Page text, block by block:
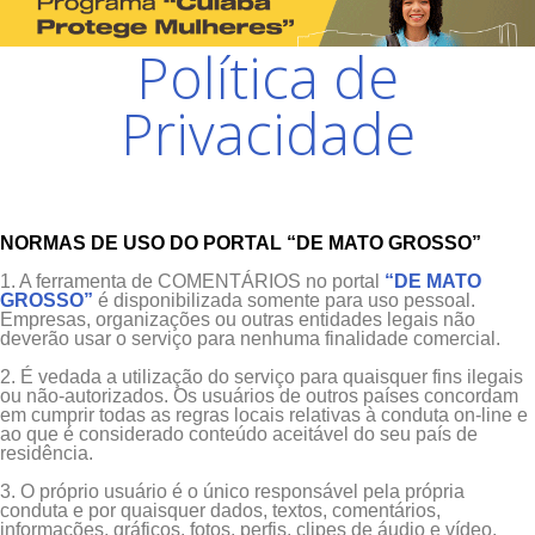
Política de
Privacidade
NORMAS DE USO DO PORTAL “DE MATO GROSSO”
1. A ferramenta de COMENTÁRIOS no portal “DE MATO
GROSSO” é disponibilizada somente para uso pessoal.
Empresas, organizações ou outras entidades legais não
deverão usar o serviço para nenhuma finalidade comercial.
2. É vedada a utilização do serviço para quaisquer fins ilegais
ou não-autorizados. Os usuários de outros países concordam
em cumprir todas as regras locais relativas à conduta on-line e
ao que é considerado conteúdo aceitável do seu país de
residência.
3. O próprio usuário é o único responsável pela própria
conduta e por quaisquer dados, textos, comentários,
informações, gráficos, fotos, perfis, clipes de áudio e vídeo,